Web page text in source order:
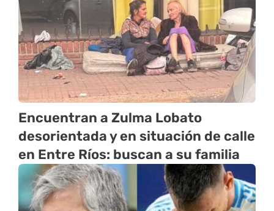
Encuentran a Zulma Lobato
desorientada y en situación de calle
en Entre Ríos: buscan a su familia